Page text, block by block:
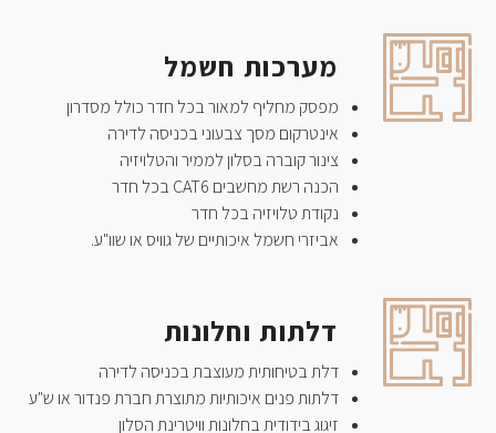
מערכות חשמל
מפסק מחליף למאור בכל חדר כולל מסדרון
אינטרקום מסך צבעוני בכניסה לדירה
צינור קוברה בסלון לממיר והטלויזיה
הכנה רשת מחשבים CAT6 בכל חדר
נקודת טלויזיה בכל חדר
אביזרי חשמל איכותיים של גוויס או שוו"ע.
דלתות וחלונות
דלת בטיחותית מעוצבת בכניסה לדירה
דלתות פנים איכותיות מתוצרת חברת פנדור או ש"ע
זיגוג בידודית בחלונות וויטרינת הסלון